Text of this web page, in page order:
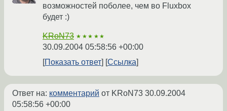
возможностей поболее, чем во Fluxbox
будет :)
KRoN73 ★★★★★
30.09.2004 05:58:56 +00:00
Показать ответ
Ссылка
Ответ на: комментарий от KRoN73 30.09.2004
05:58:56 +00:00